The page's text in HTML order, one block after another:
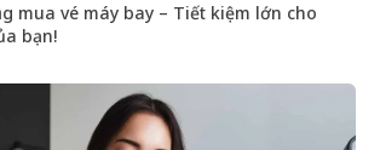
mua vé máy bay – Tiết kiệm lớn cho
bạn!